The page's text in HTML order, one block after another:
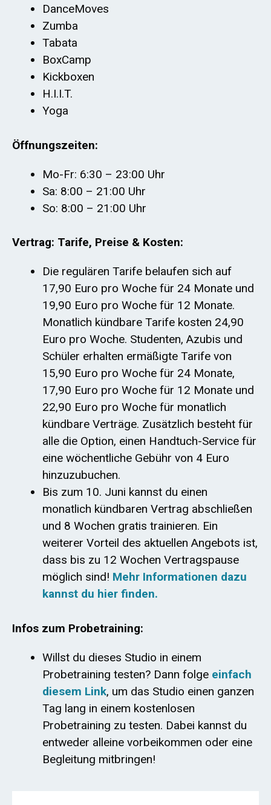
DanceMoves
Zumba
Tabata
BoxCamp
Kickboxen
H.I.I.T.
Yoga
Öffnungszeiten:
Mo-Fr: 6:30 – 23:00 Uhr
Sa: 8:00 – 21:00 Uhr
So: 8:00 – 21:00 Uhr
Vertrag: Tarife, Preise & Kosten:
Die regulären Tarife belaufen sich auf
17,90 Euro pro Woche für 24 Monate und
19,90 Euro pro Woche für 12 Monate.
Monatlich kündbare Tarife kosten 24,90
Euro pro Woche. Studenten, Azubis und
Schüler erhalten ermäßigte Tarife von
15,90 Euro pro Woche für 24 Monate,
17,90 Euro pro Woche für 12 Monate und
22,90 Euro pro Woche für monatlich
kündbare Verträge. Zusätzlich besteht für
alle die Option, einen Handtuch-Service für
eine wöchentliche Gebühr von 4 Euro
hinzuzubuchen.
Bis zum 10. Juni kannst du einen
monatlich kündbaren Vertrag abschließen
und 8 Wochen gratis trainieren. Ein
weiterer Vorteil des aktuellen Angebots ist,
dass bis zu 12 Wochen Vertragspause
möglich sind! Mehr Informationen dazu
kannst du hier finden.
Infos zum Probetraining:
Willst du dieses Studio in einem
Probetraining testen? Dann folge einfach
diesem Link, um das Studio einen ganzen
Tag lang in einem kostenlosen
Probetraining zu testen. Dabei kannst du
entweder alleine vorbeikommen oder eine
Begleitung mitbringen!